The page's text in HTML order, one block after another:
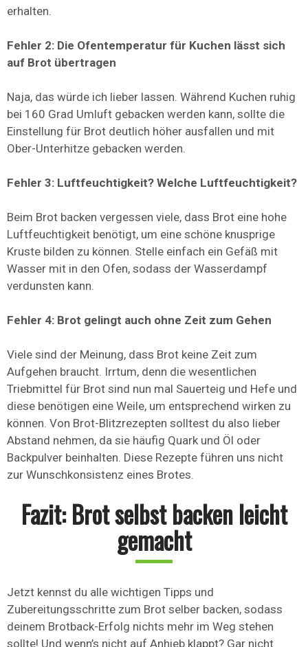
erhalten.
Fehler 2: Die Ofentemperatur für Kuchen lässt sich
auf Brot übertragen
Naja, das würde ich lieber lassen. Während Kuchen ruhig
bei 160 Grad Umluft gebacken werden kann, sollte die
Einstellung für Brot deutlich höher ausfallen und mit
Ober-Unterhitze gebacken werden.
Fehler 3: Luftfeuchtigkeit? Welche Luftfeuchtigkeit?
Beim Brot backen vergessen viele, dass Brot eine hohe
Luftfeuchtigkeit benötigt, um eine schöne knusprige
Kruste bilden zu können. Stelle einfach ein Gefäß mit
Wasser mit in den Ofen, sodass der Wasserdampf
verdunsten kann.
Fehler 4: Brot gelingt auch ohne Zeit zum Gehen
Viele sind der Meinung, dass Brot keine Zeit zum
Aufgehen braucht. Irrtum, denn die wesentlichen
Triebmittel für Brot sind nun mal Sauerteig und Hefe und
diese benötigen eine Weile, um entsprechend wirken zu
können. Von Brot-Blitzrezepten solltest du also lieber
Abstand nehmen, da sie häufig Quark und Öl oder
Backpulver beinhalten. Diese Rezepte führen uns nicht
zur Wunschkonsistenz eines Brotes.
Fazit: Brot selbst backen leicht
gemacht
Jetzt kennst du alle wichtigen Tipps und
Zubereitungsschritte zum Brot selber backen, sodass
deinem Brotback-Erfolg nichts mehr im Weg stehen
sollte! Und wenn’s nicht auf Anhieb klappt? Gar nicht